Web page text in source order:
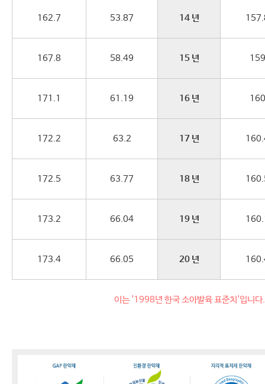
162.7 53.87 14 년
167.8 58.49 15 년 159
171.1 61.19 16 년 160
172.2 63.2 17 년
172.5 63.77 18 년
173.2 66.04 19 년
173.4 66.05 20 년
이는 '1998년 한국 소아발육 표준치'입니다.